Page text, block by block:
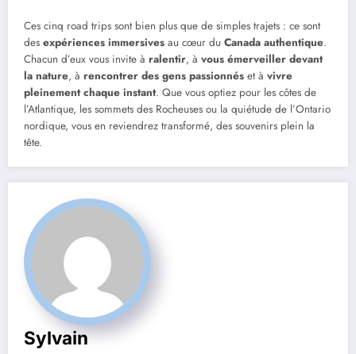
Ces cinq road trips sont bien plus que de simples trajets : ce sont
des expériences immersives au cœur du Canada authentique.
Chacun d’eux vous invite à ralentir, à vous émerveiller devant
la nature, à rencontrer des gens passionnés et à vivre
pleinement chaque instant. Que vous optiez pour les côtes de
l’Atlantique, les sommets des Rocheuses ou la quiétude de l’Ontario
nordique, vous en reviendrez transformé, des souvenirs plein la
tête.
Sylvain